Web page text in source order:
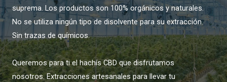
suprema. Los productos son 100% orgánicos y naturales.
No se utiliza ningún tipo de disolvente para su extracción.
Sin trazas de químicos.
Queremos para ti el hachís CBD que disfrutamos
nosotros. Extracciones artesanales para llevar tu